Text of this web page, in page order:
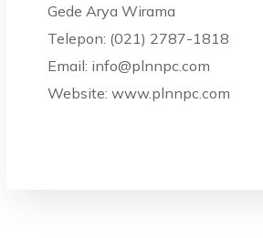
Gede Arya Wirama
Telepon: (021) 2787-1818
Email: info@plnnpc.com
Website: www.plnnpc.com